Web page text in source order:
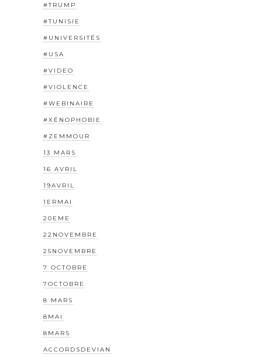
#TRUMP
#TUNISIE
#UNIVERSITÉS
#USA
#VIDEO
#VIOLENCE
#WEBINAIRE
#XÉNOPHOBIE
#ZEMMOUR
13 MARS
16 AVRIL
19AVRIL
1ERMAI
20EME
22NOVEMBRE
25NOVEMBRE
7 OCTOBRE
7OCTOBRE
8 MARS
8MAI
8MARS
ACCORDSDEVIAN